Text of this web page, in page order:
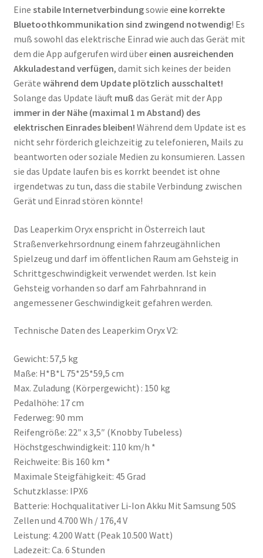
Eine stabile Internetverbindungsowie eine korrekte
Bluetoothkommunikation sind zwingend notwendig! Es
muß sowohl das elektrische Einrad wie auch das Gerät mit
dem die App aufgerufen wird übereinen ausreichenden
Akkuladestand verfügen, damit sich keines der beiden
Geräte während dem Update plötzlich ausschaltet!
Solange das Update läuft muß das Gerät mit der App
immer in der Nähe (maximal 1 m Abstand) des
elektrischen Einrades bleiben! Während dem Update ist es
nicht sehr förderich gleichzeitig zu telefonieren, Mails zu
beantworten oder soziale Medien zu konsumieren. Lassen
sie das Update laufen bis es korrkt beendet ist ohne
irgendetwas zu tun, dass die stabile Verbindung zwischen
Gerät und Einrad stören könnte!
Das Leaperkim Oryx enspricht in Österreich laut
Straßenverkehrsordnung einem fahrzeugähnlichen
Spielzeug und darf im öffentlichen Raum am Gehsteig in
Schrittgeschwindigkeit verwendet werden. Ist kein
Gehsteig vorhanden so darf am Fahrbahnrand in
angemessener Geschwindigkeit gefahren werden.
Technische Daten des Leaperkim Oryx V2:
Gewicht: 57,5 kg
Maße: H*B*L 75*25*59,5 cm
Max. Zuladung (Körpergewicht) : 150 kg
Pedalhöhe: 17 cm
Federweg: 90 mm
Reifengröße: 22″ x 3,5″ (Knobby Tubeless)
Höchstgeschwindigkeit: 110 km/h *
Reichweite: Bis 160 km *
Maximale Steigfähigkeit: 45 Grad
Schutzklasse: IPX6
Batterie: Hochqualitativer Li-Ion Akku Mit Samsung 50S
Zellen und 4.700 Wh / 176,4 V
Leistung: 4.200 Watt (Peak 10.500 Watt)
Ladezeit: Ca. 6 Stunden